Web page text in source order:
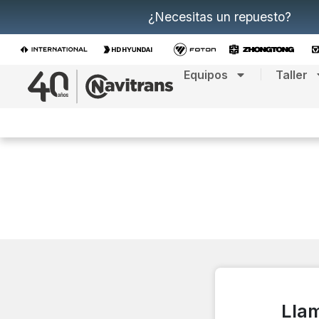
¿Necesitas un repuesto?
Equipos Taller